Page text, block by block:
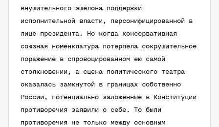
внушительного эшелона поддержки
исполнительной власти, персонифицированной в
лице президента. Но когда консервативная
союзная номенклатура потерпела сокрушительное
поражение в спровоцированном ею самой
столкновении, а сцена политического театра
оказалась замкнутой в границах собственно
России, потенциально заложенные в Конституции
противоречия заявили о себе. То были
противоречия не только между основным